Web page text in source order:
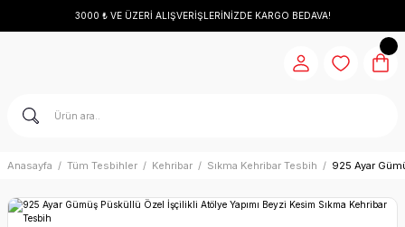
3000 ₺ VE ÜZERİ ALIŞVERİŞLERİNİZDE KARGO BEDAVA!
Anasayfa Tüm Tesbihler Kehribar Sıkma Kehribar Tesbih 925 Ayar